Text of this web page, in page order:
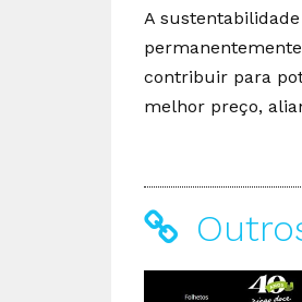
A
contribuir para
melhor preço,